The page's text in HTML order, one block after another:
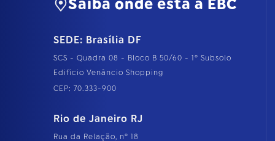
Saiba onde está a EBC
SEDE: Brasília DF
SCS - Quadra 08 - Bloco B 50/60 - 1º Subsolo
Edifício Venâncio Shopping
CEP: 70.333-900
Rio de Janeiro RJ
Rua da Relação, nº 18